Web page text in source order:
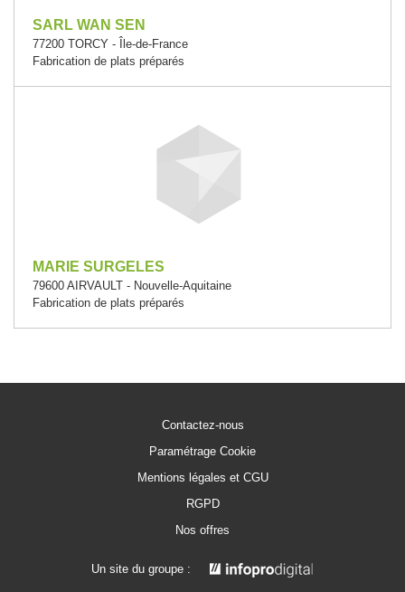
SARL WAN SEN
77200 TORCY - Île-de-France
Fabrication de plats préparés
MARIE SURGELES
79600 AIRVAULT - Nouvelle-Aquitaine
Fabrication de plats préparés
Contactez-nous
Paramétrage Cookie
Mentions légales et CGU
RGPD
Nos offres
Un site du groupe :